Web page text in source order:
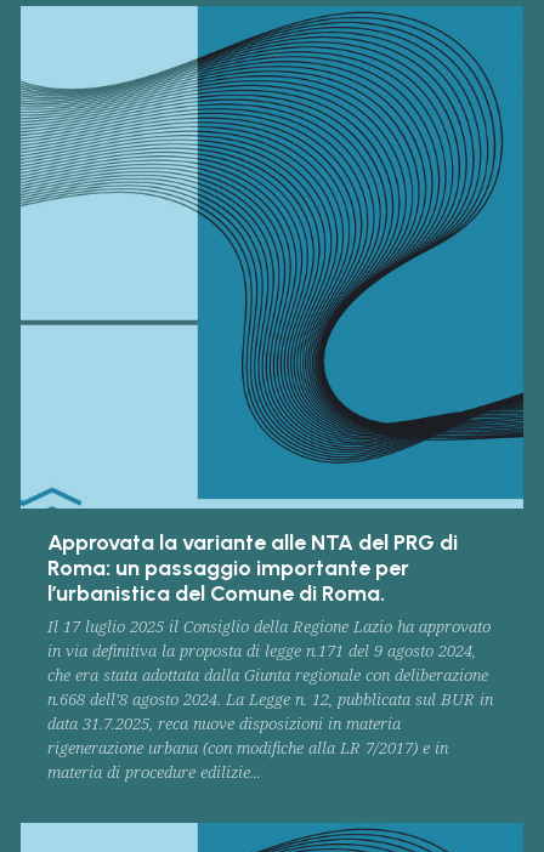
Approvata la variante alle NTA del PRG di
Roma: un passaggio importante per
l’urbanistica del Comune di Roma.
Il 17 luglio 2025 il Consiglio della Regione Lazio ha approvato
in via definitiva la proposta di legge n.171 del 9 agosto 2024,
che era stata adottata dalla Giunta regionale con deliberazione
n.668 dell’8 agosto 2024. La Legge n. 12, pubblicata sul BUR in
data 31.7.2025, reca nuove disposizioni in materia
rigenerazione urbana (con modifiche alla LR 7/2017) e in
materia di procedure edilizie...